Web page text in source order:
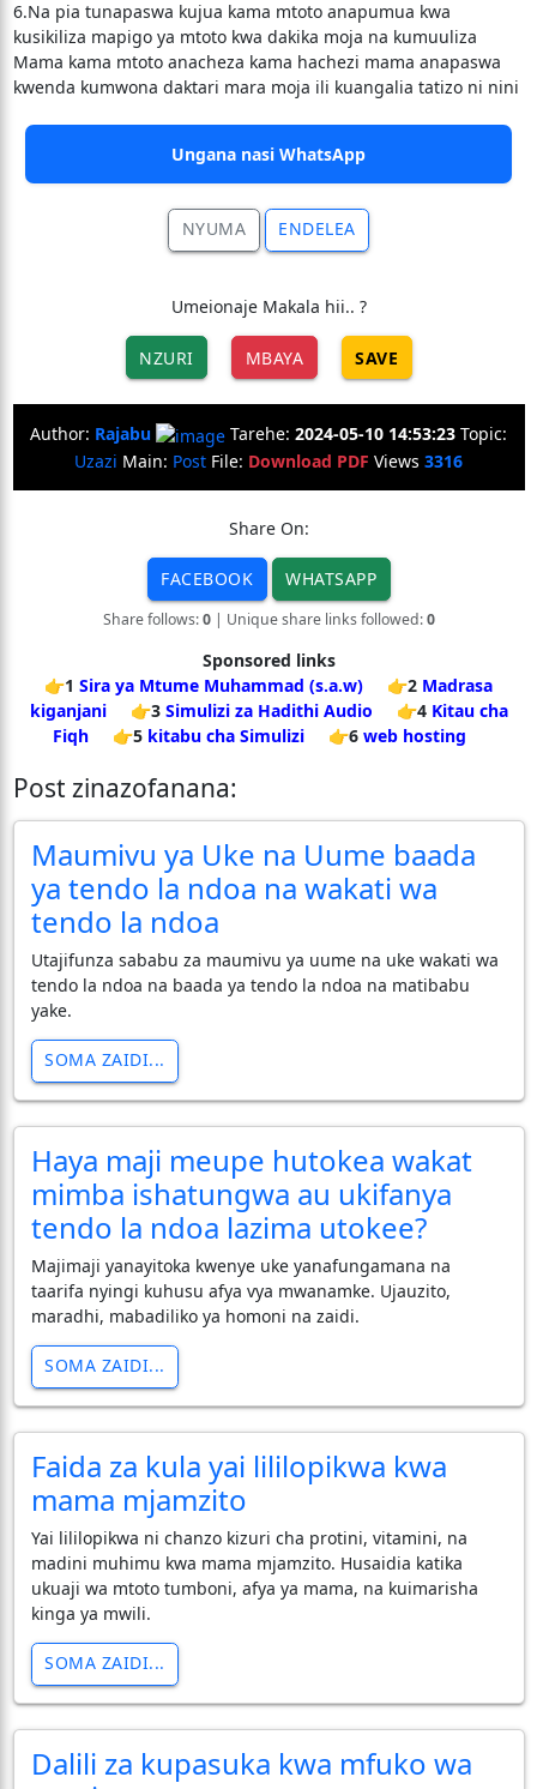
6.Na pia tunapaswa kujua kama mtoto anapumua kwa
kusikiliza mapigo ya mtoto kwa dakika moja na kumuuliza
Mama kama mtoto anacheza kama hachezi mama anapaswa
kwenda kumwona daktari mara moja ili kuangalia tatizo ni nini
Ungana nasi WhatsApp
NYUMA ENDELEA
Umeionaje Makala hii.. ?
NZURI MBAYA SAVE
Author: Rajabu Tarehe: 2024-05-10 14:53:23 Topic:
Uzazi Main: Post File: Download PDF Views 3316
Share On:
FACEBOOK WHATSAPP
Share follows:0| Unique share links followed:0
Sponsored links
👉1 Sira ya Mtume Muhammad (s.a.w) 👉2 Madrasa
kiganjani
👉3 Simulizi za Hadithi Audio 👉4 Kitau cha
Fiqh
👉5 kitabu cha Simulizi 👉6 web hosting
Post zinazofanana:
Maumivu ya Uke na Uume baada
ya tendo la ndoa na wakati wa
tendo la ndoa
Utajifunza sababu za maumivu ya uume na uke wakati wa
tendo la ndoa na baada ya tendo la ndoa na matibabu
yake.
SOMA ZAIDI...
Haya maji meupe hutokea wakat
mimba ishatungwa au ukifanya
tendo la ndoa lazima utokee?
Majimaji yanayitoka kwenye uke yanafungamana na
taarifa nyingi kuhusu afya vya mwanamke. Ujauzito,
maradhi, mabadiliko ya homoni na zaidi.
SOMA ZAIDI...
Faida za kula yai lililopikwa kwa
mama mjamzito
Yai lililopikwa ni chanzo kizuri cha protini, vitamini, na
madini muhimu kwa mama mjamzito. Husaidia katika
ukuaji wa mtoto tumboni, afya ya mama, na kuimarisha
kinga ya mwili.
SOMA ZAIDI...
Dalili za kupasuka kwa mfuko wa